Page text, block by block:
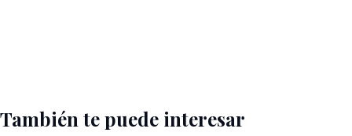
También te puede interesar